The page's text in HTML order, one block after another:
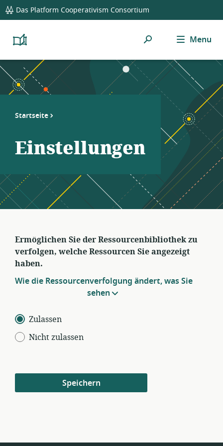
global
navigation
Das Platform Cooperativism Consortium
Platform
Resource
Library
Suchen Menu
Startseite
Einstellungen
Ermöglichen Sie der Ressourcenbibliothek zu
verfolgen, welche Ressourcen Sie angezeigt
haben.
Wie die Ressourcenverfolgung ändert, was Sie
sehen
Zulassen
Nicht zulassen
Speichern